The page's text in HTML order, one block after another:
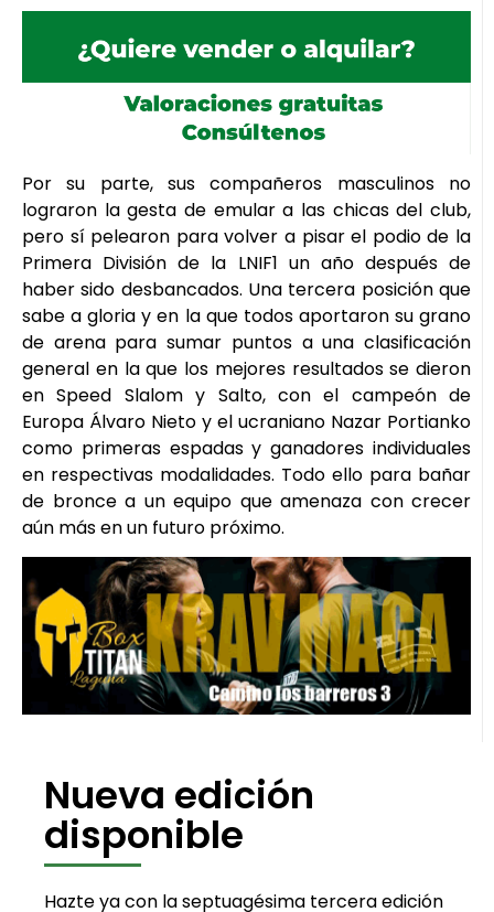
Por su parte, sus compañeros masculinos no
lograron la gesta de emular a las chicas del club,
pero sí pelearon para volver a pisar el podio de la
Primera División de la LNIF1 un año después de
haber sido desbancados. Una tercera posición que
sabe a gloria y en la que todos aportaron su grano
de arena para sumar puntos a una clasificación
general en la que los mejores resultados se dieron
en Speed Slalom y Salto, con el campeón de
Europa Álvaro Nieto y el ucraniano Nazar Portianko
como primeras espadas y ganadores individuales
en respectivas modalidades. Todo ello para bañar
de bronce a un equipo que amenaza con crecer
aún más en un futuro próximo.
Nueva edición
disponible
Hazte ya con la septuagésima tercera edición